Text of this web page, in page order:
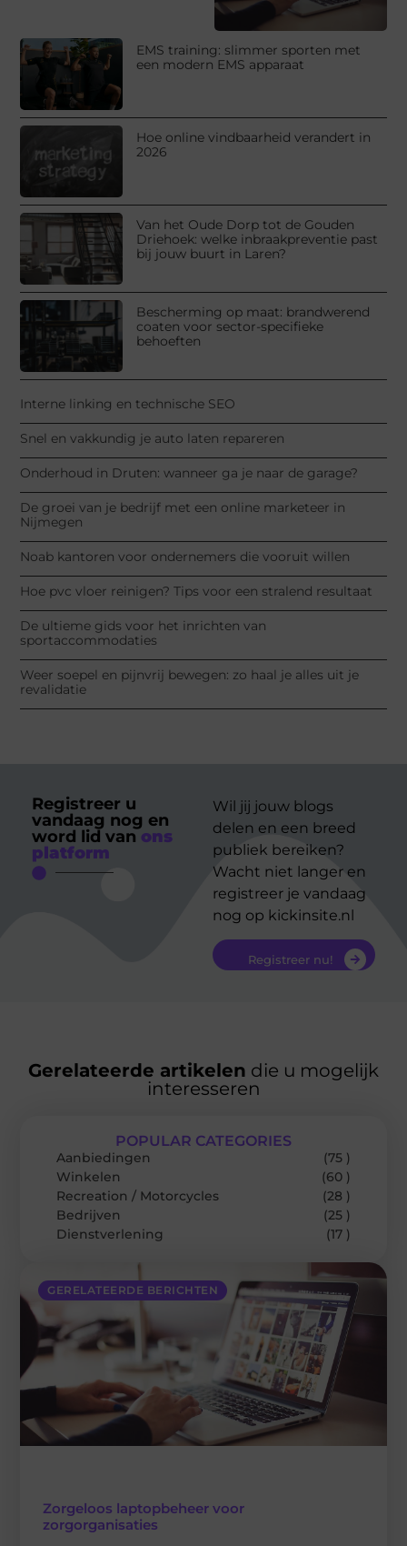
EMS training: slimmer sporten met
een modern EMS apparaat
Hoe online vindbaarheid verandert in
2026
Van het Oude Dorp tot de Gouden
Driehoek: welke inbraakpreventie past
bij jouw buurt in Laren?
Bescherming op maat: brandwerend
coaten voor sector-specifieke
behoeften
Interne linking en technische SEO
Snel en vakkundig je auto laten repareren
Onderhoud in Druten: wanneer ga je naar de garage?
De groei van je bedrijf met een online marketeer in
Nijmegen
Noab kantoren voor ondernemers die vooruit willen
Hoe pvc vloer reinigen? Tips voor een stralend resultaat
De ultieme gids voor het inrichten van
sportaccommodaties
Weer soepel en pijnvrij bewegen: zo haal je alles uit je
revalidatie
Registreer u
vandaag nog en
word lid van ons
platform
Wil jij jouw blogs
delen en een breed
publiek bereiken?
Wacht niet langer en
registreer je vandaag
nog op kickinsite.nl
Registreer nu!
Gerelateerde artikelen die u mogelijk
interesseren
GERELATEERDE BERICHTEN
Zorgeloos laptopbeheer voor
zorgorganisaties
POPULAR CATEGORIES
Aanbiedingen
(75 )
Winkelen
(60 )
Recreation / Motorcycles
(28 )
Bedrijven
(25 )
Dienstverlening
(17 )